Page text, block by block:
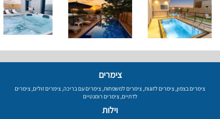
צימרים
צימרים בצפון, צימרים לזוגות, צימרים למשפחות, צימרים עם בריכה, צימרים זולים, צימרים
לדתיים,צימרים רומנטיים
וילות